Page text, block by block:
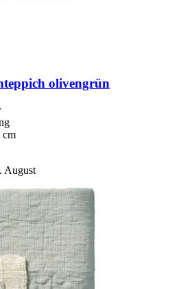
olivengrün
cm
August